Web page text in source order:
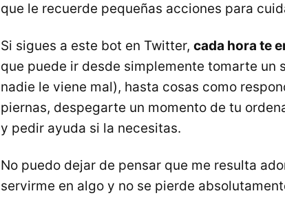
que le recuerde pequeñas acciones para
Si sigues a este bot en Twitter, cada hora te
que puede ir desde simplemente tomarte un
nadie le viene mal), hasta cosas como
piernas, despegarte un momento de tu
y pedir ayuda si la necesitas.
No puedo dejar de pensar que me resulta
servirme en algo y no se pierde